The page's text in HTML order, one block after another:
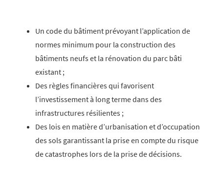
Un code du bâtiment prévoyant l’application de
normes minimum pour la construction des
bâtiments neufs et la rénovation du parc bâti
existant ;
Des règles financières qui favorisent
l’investissement à long terme dans des
infrastructures résilientes ;
Des lois en matière d’urbanisation et d’occupation
des sols garantissant la prise en compte du risque
de catastrophes lors de la prise de décisions.